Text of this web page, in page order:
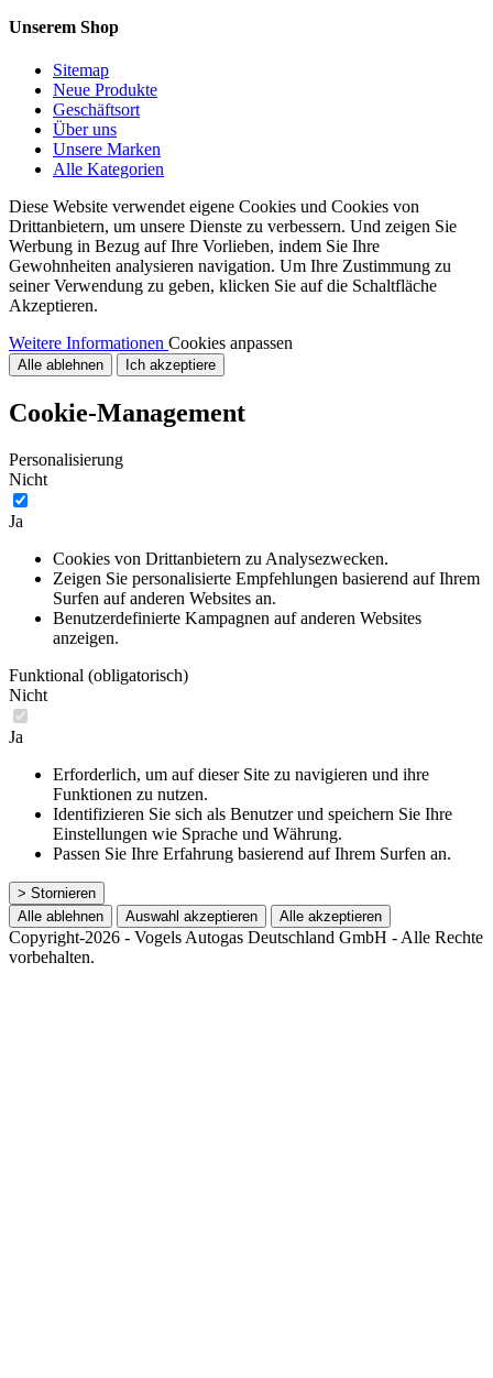
Unserem Shop
Sitemap
Neue Produkte
Geschäftsort
Über uns
Unsere Marken
Alle Kategorien
Diese Website verwendet eigene Cookies und Cookies von
Drittanbietern, um unsere Dienste zu verbessern. Und zeigen Sie
Werbung in Bezug auf Ihre Vorlieben, indem Sie Ihre
Gewohnheiten analysieren navigation. Um Ihre Zustimmung zu
seiner Verwendung zu geben, klicken Sie auf die Schaltfläche
Akzeptieren.
Weitere Informationen Cookies anpassen
Alle ablehnen Ich akzeptiere
Cookie-Management
Personalisierung
Nicht
Ja
Cookies von Drittanbietern zu Analysezwecken.
Zeigen Sie personalisierte Empfehlungen basierend auf Ihrem
Surfen auf anderen Websites an.
Benutzerdefinierte Kampagnen auf anderen Websites
anzeigen.
Funktional (obligatorisch)
Nicht
Ja
Erforderlich, um auf dieser Site zu navigieren und ihre
Funktionen zu nutzen.
Identifizieren Sie sich als Benutzer und speichern Sie Ihre
Einstellungen wie Sprache und Währung.
Passen Sie Ihre Erfahrung basierend auf Ihrem Surfen an.
> Stornieren
Alle ablehnen
Auswahl akzeptieren Alle akzeptieren
Copyright-2026 - Vogels Autogas Deutschland GmbH - Alle Rechte
vorbehalten.